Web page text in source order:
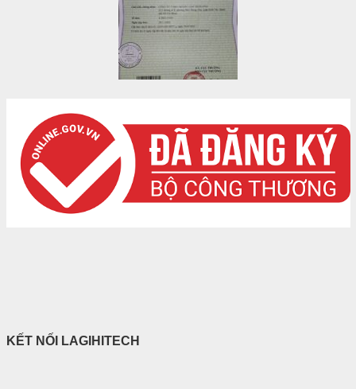
KẾT NỐI LAGIHITECH